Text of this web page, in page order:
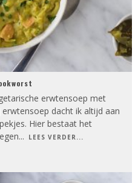
erwtensoep met
dacht ik altijd aan
Hier bestaat het
... LEES VERDER...